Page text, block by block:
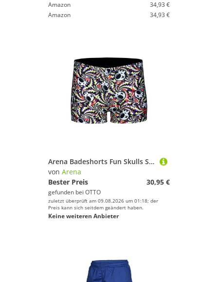
Amazon
34,93 €
Amazon
34,93 €
Arena Badeshorts Fun Skulls Swim Short gemustert
von Arena
Bester Preis
30,95 €
gefunden bei OTTO
zuletzt überprüft am 09.08.2026 um 01:18; der
Preis kann sich seitdem geändert haben.
Keine weiteren Anbieter